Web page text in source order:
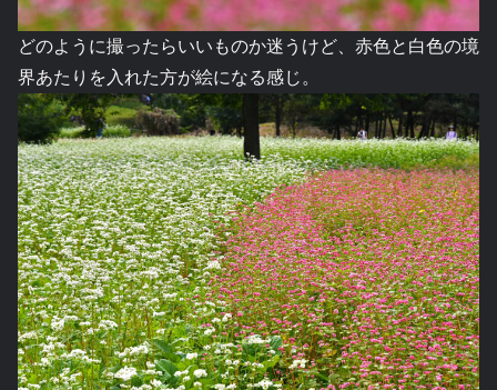
どのように撮ったらいいものか迷うけど、赤色と白色の境
界あたりを入れた方が絵になる感じ。